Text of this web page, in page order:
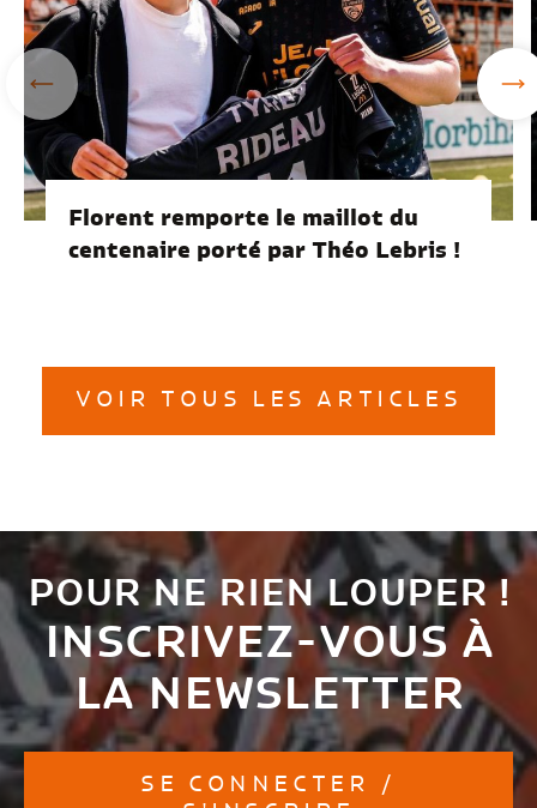
Florent remporte le maillot du
centenaire porté par Théo Lebris !
VOIR TOUS LES ARTICLES
POUR NE RIEN LOUPER !
INSCRIVEZ-VOUS À
LA NEWSLETTER
SE CONNECTER /